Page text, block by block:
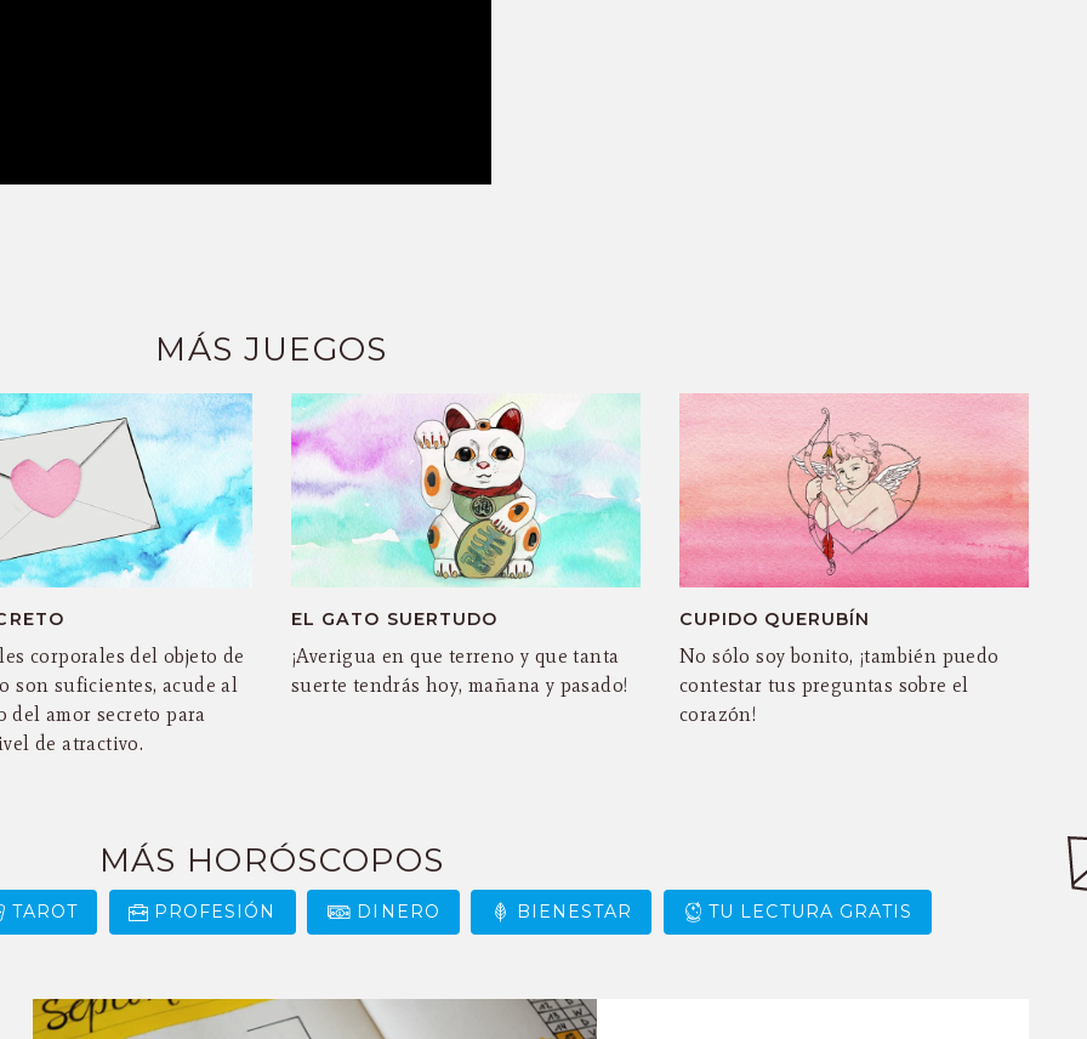
MÁS JUEGOS
corporales del objeto de
son suficientes, acude al
del amor secreto para
de atractivo.
EL GATO SUERTUDO
¡Averigua en que terreno y que tanta
suerte tendrás hoy, mañana y pasado!
CUPIDO QUERUBÍN
No sólo soy bonito, ¡también puedo
contestar tus preguntas sobre el
corazón!
MÁS HORÓSCOPOS
TAROT PROFESIÓN DINERO BIENESTAR TU LECTURA GRATIS